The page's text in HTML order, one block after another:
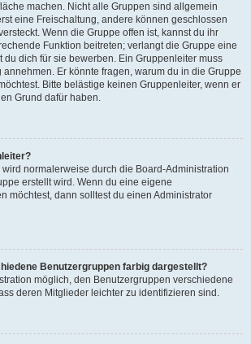
machen. Nicht alle Gruppen sind allgemein
eine Freischaltung, andere können geschlossen
Wenn die Gruppe offen ist, kannst du ihr
Funktion beitreten; verlangt die Gruppe eine
du dich für sie bewerben. Ein Gruppenleiter muss
Er könnte fragen, warum du in die Gruppe
Bitte belästige keinen Gruppenleiter, wenn er
Grund dafür haben.
normalerweise durch die Board-Administration
erstellt wird. Wenn du eine eigene
möchtest, dann solltest du einen Administrator
Benutzergruppen farbig dargestellt?
möglich, den Benutzergruppen verschiedene
deren Mitglieder leichter zu identifizieren sind.